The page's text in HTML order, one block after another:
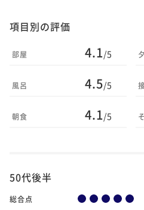
項目別の評価
部屋 4.1/5
風呂 4.5/5
朝食 4.1/5
50代後半
総合点